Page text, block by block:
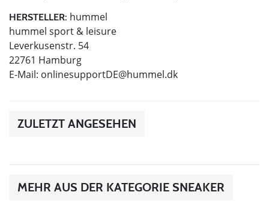
HERSTELLER: hummel
hummel sport & leisure
Leverkusenstr. 54
22761 Hamburg
E-Mail: onlinesupportDE@hummel.dk
ZULETZT ANGESEHEN
MEHR AUS DER KATEGORIE SNEAKER